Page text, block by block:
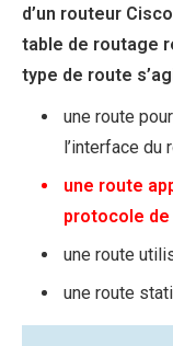
d’un routeur
table de routage
type de route
une route
l’interface du
une route
protocole de
une route
une route